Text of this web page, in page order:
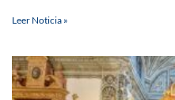
Leer Noticia »